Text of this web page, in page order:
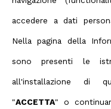
Privacy Policy
Terms &
accedere a dati
Nella pagina della
sono presenti le
all'installazione di
"ACCETTA" o